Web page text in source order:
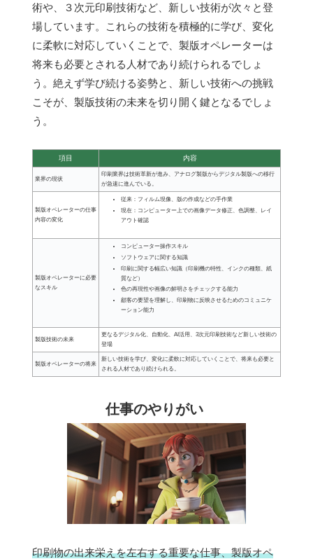
術や、３次元印刷技術など、新しい技術が次々と登
場しています。これらの技術を積極的に学び、変化
に柔軟に対応していくことで、製版オペレーターは
将来も必要とされる人材であり続けられるでしょ
う。絶えず学び続ける姿勢と、新しい技術への挑戦
こそが、製版技術の未来を切り開く鍵となるでしょ
う。
項目 内容
業界の現状
印刷業界は技術革新が進み、アナログ製版からデジタル製版への移行
が急速に進んでいる。
製版オペレーターの仕事
内容の変化
従来：フィルム現像、版の作成などの手作業
現在：コンピューター上での画像データ修正、色調整、レイ
アウト確認
製版オペレーターに必要
なスキル
コンピューター操作スキル
ソフトウェアに関する知識
印刷に関する幅広い知識（印刷機の特性、インクの種類、紙
質など）
色の再現性や画像の鮮明さをチェックする能力
顧客の要望を理解し、印刷物に反映させるためのコミュニケ
ーション能力
製版技術の未来
更なるデジタル化、自動化、AI活用、3次元印刷技術など新しい技術の
登場
製版オペレーターの将来
新しい技術を学び、変化に柔軟に対応していくことで、将来も必要と
される人材であり続けられる。
仕事のやりがい
印刷物の出来栄えを左右する重要な仕事、製版オペ